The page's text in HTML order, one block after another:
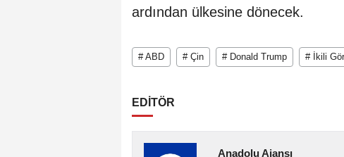
ardından ülkesine dönecek.
# ABD # Çin # Donald Trump # İkili
EDİTÖR
Anadolu Ajansı